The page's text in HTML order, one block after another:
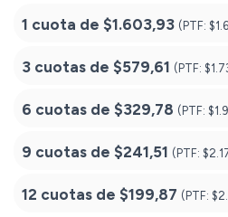
1 cuota de $1.603,93 (PTF:
3 cuotas de $579,61 (PTF:
6 cuotas de $329,78 (PTF:
9 cuotas de $241,51 (PTF:
12 cuotas de $199,87 (PTF: